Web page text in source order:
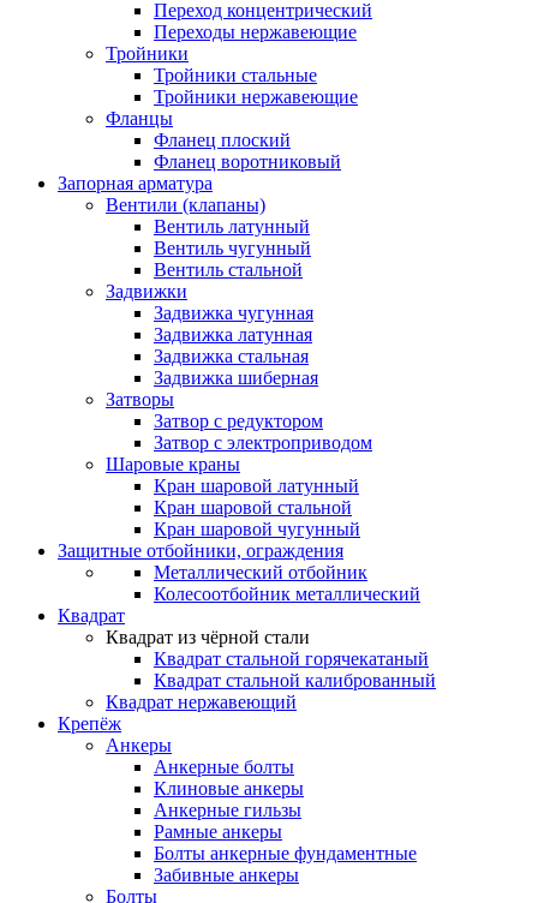
Переход концентрический
Переходы нержавеющие
Тройники
Тройники стальные
Тройники нержавеющие
Фланцы
Фланец плоский
Фланец воротниковый
Запорная арматура
Вентили (клапаны)
Вентиль латунный
Вентиль чугунный
Вентиль стальной
Задвижки
Задвижка чугунная
Задвижка латунная
Задвижка стальная
Задвижка шиберная
Затворы
Затвор с редуктором
Затвор с электроприводом
Шаровые краны
Кран шаровой латунный
Кран шаровой стальной
Кран шаровой чугунный
Защитные отбойники, ограждения
Металлический отбойник
Колесоотбойник металлический
Квадрат
Квадрат из чёрной стали
Квадрат стальной горячекатаный
Квадрат стальной калиброванный
Квадрат нержавеющий
Крепёж
Анкеры
Анкерные болты
Клиновые анкеры
Анкерные гильзы
Рамные анкеры
Болты анкерные фундаментные
Забивные анкеры
Болты